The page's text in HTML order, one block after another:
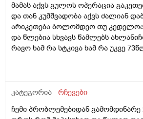
მამას აქვს გულოს ოპერაცია
და თან კუმშვადობა აქვს ძალიან
არიკეთება ბოლომდეო თუ
და წლებია სხვავს წამლებს
რავო ხამ რა სტკივა ხამ რა უკვე
და ფულინრომ არჰვაქ ვერანაირად
შედეგს იბ ის ექიმთან მაომც
იბნის ექიმყან რომ დ ვიტამინი
კატეგორია - რჩევები
ჩემი პრობლემებიდან გამომდინარე